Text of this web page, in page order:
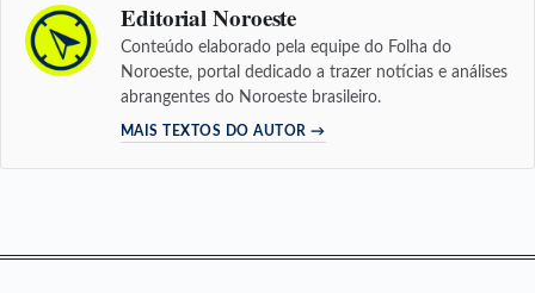
Editorial Noroeste
Conteúdo elaborado pela equipe do Folha do
Noroeste, portal dedicado a trazer notícias e análises
abrangentes do Noroeste brasileiro.
MAIS TEXTOS DO AUTOR →